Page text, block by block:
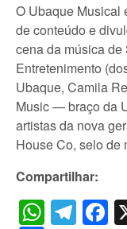
O Ubaque Musical
de conteúdo e
cena da música de
Entretenimento
Ubaque, Camila
Music — braço da
artistas da nova
House Co, selo de
Compartilhar: